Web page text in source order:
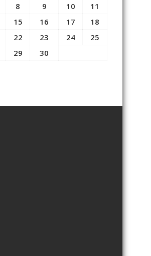
8 9 10
11
15 16 17
18
22 23 24
25
29 30